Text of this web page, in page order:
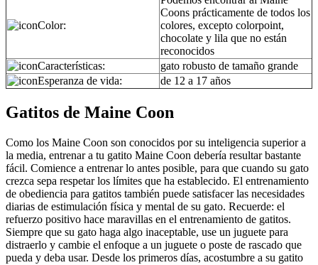
Color:
Coons prácticamente de todos los
colores, excepto colorpoint,
chocolate y lila que no están
reconocidos
Características:
gato robusto de tamaño grande
Esperanza de vida:
de 12 a 17 años
Gatitos de Maine Coon
Como los Maine Coon son conocidos por su inteligencia superior a
la media, entrenar a tu gatito Maine Coon debería resultar bastante
fácil. Comience a entrenar lo antes posible, para que cuando su gato
crezca sepa respetar los límites que ha establecido. El entrenamiento
de obediencia para gatitos también puede satisfacer las necesidades
diarias de estimulación física y mental de su gato. Recuerde: el
refuerzo positivo hace maravillas en el entrenamiento de gatitos.
Siempre que su gato haga algo inaceptable, use un juguete para
distraerlo y cambie el enfoque a un juguete o poste de rascado que
pueda y deba usar. Desde los primeros días, acostumbre a su gatito